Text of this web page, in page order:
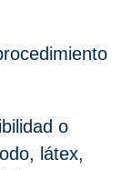
o
látex,